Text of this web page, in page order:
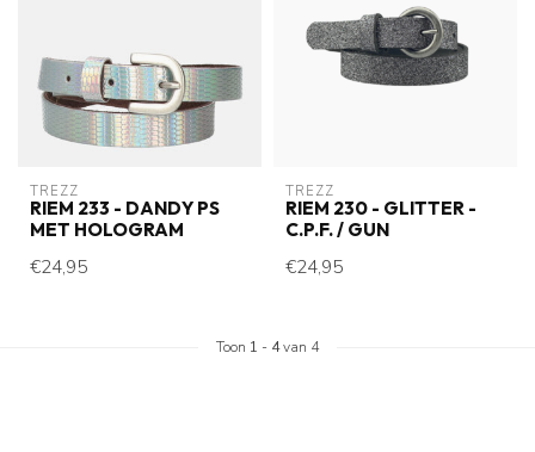
TREZZ
RIEM 233 - DANDY PS
MET HOLOGRAM
€24,95
TREZZ
RIEM 230 - GLITTER -
C.P.F. / GUN
€24,95
Toon 1 - 4van 4